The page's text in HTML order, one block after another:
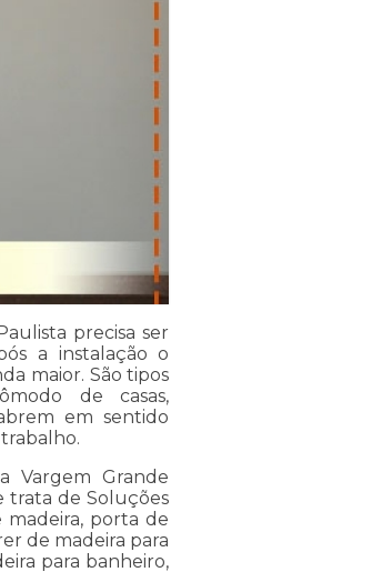
precisa ser
a instalação o
maior. São tipos
de casas,
em sentido
Vargem Grande
trata de Soluções
madeira, porta de
de madeira para
para banheiro,